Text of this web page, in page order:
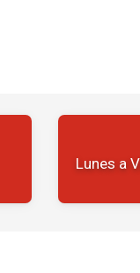
Lunes a